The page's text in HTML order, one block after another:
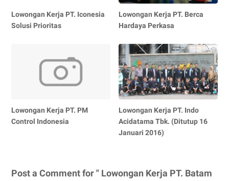
Lowongan Kerja PT. Iconesia
Solusi Prioritas
Lowongan Kerja PT. Berca
Hardaya Perkasa
Lowongan Kerja PT. PM
Control Indonesia
Lowongan Kerja PT. Indo
Acidatama Tbk. (Ditutup 16
Januari 2016)
Post a Comment for " Lowongan Kerja PT. Batam